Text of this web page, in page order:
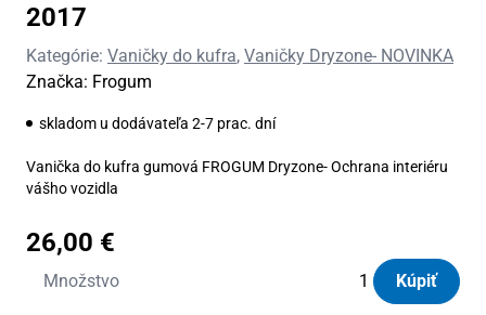
2017
Kategórie: Vaničky do kufra, Vaničky Dryzone- NOVINKA
Značka: Frogum
skladom u dodávateľa 2-7 prac. dní
Vanička do kufra gumová FROGUM Dryzone- Ochrana interiéru
vášho vozidla
26,00 €
Množstvo
množstvo
Kúpiť